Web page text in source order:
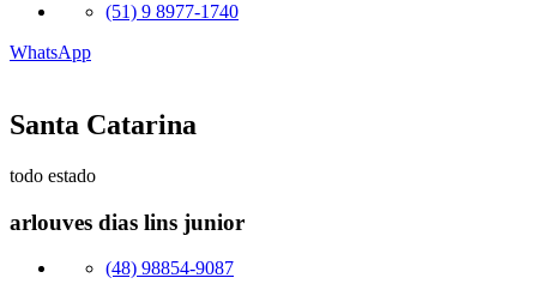
(51) 9 8977-1740
WhatsApp
Santa Catarina
todo estado
arlouves dias lins junior
(48) 98854-9087